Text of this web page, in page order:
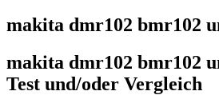
makita dmr102 bmr102
makita dmr102 bmr102
Test und/oder Vergleich